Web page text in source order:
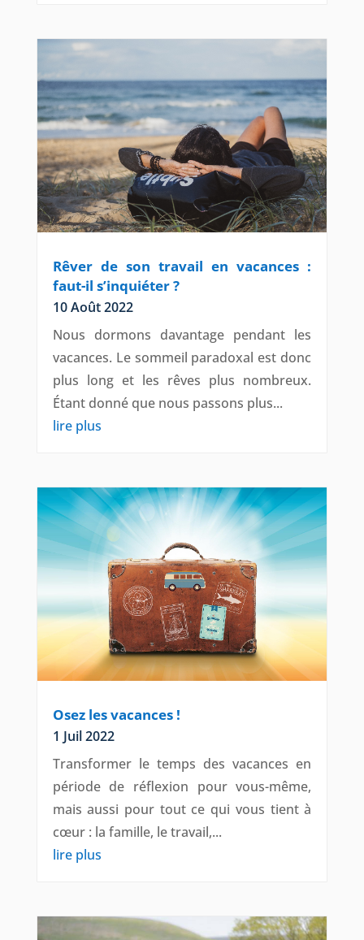
Rêver de son travail en vacances :
faut-il s’inquiéter ?
10 Août 2022
Nous dormons davantage pendant les
vacances. Le sommeil paradoxal est donc
plus long et les rêves plus nombreux.
Étant donné que nous passons plus...
lire plus
Osez les vacances !
1 Juil 2022
Transformer le temps des vacances en
période de réflexion pour vous-même,
mais aussi pour tout ce qui vous tient à
cœur : la famille, le travail,...
lire plus